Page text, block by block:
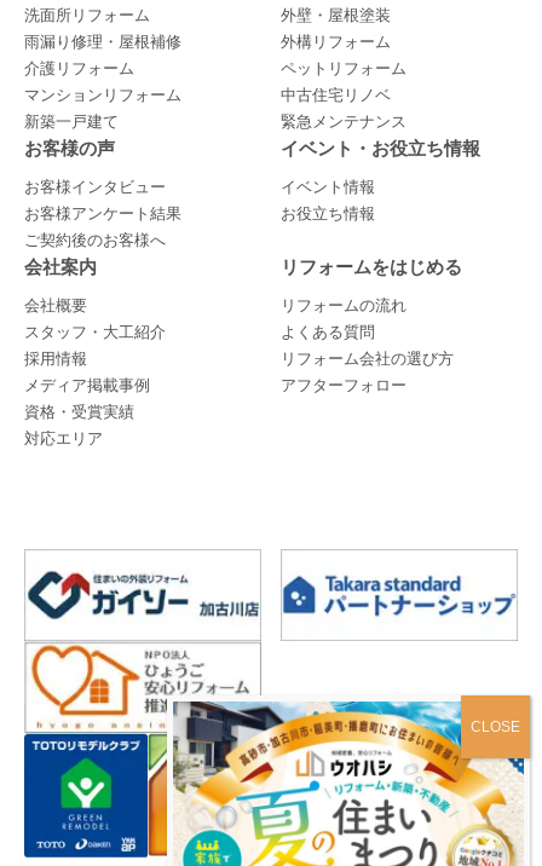
洗面所リフォーム
外壁・屋根塗装
雨漏り修理・屋根補修
外構リフォーム
介護リフォーム
ペットリフォーム
マンションリフォーム
中古住宅リノベ
新築一戸建て
緊急メンテナンス
お客様の声
お客様インタビュー
お客様アンケート結果
ご契約後のお客様へ
イベント・お役立ち情報
イベント情報
お役立ち情報
会社案内
会社概要
スタッフ・大工紹介
採用情報
メディア掲載事例
資格・受賞実績
対応エリア
リフォームをはじめる
リフォームの流れ
よくある質問
リフォーム会社の選び方
アフターフォロー